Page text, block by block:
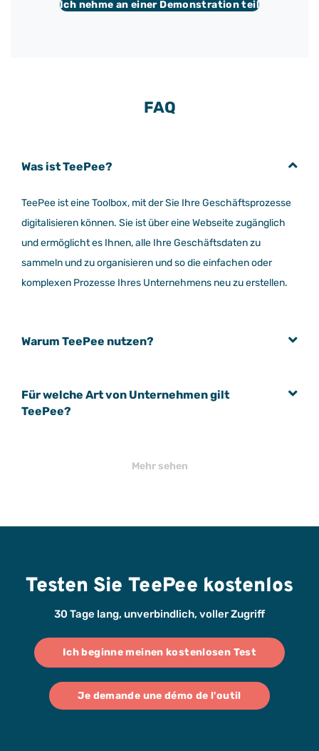
Ich nehme an einer Demonstration teil
FAQ
Was ist TeePee?
TeePee ist eine Toolbox, mit der Sie Ihre Geschäftsprozesse
digitalisieren können. Sie ist über eine Webseite zugänglich
und ermöglicht es Ihnen, alle Ihre Geschäftsdaten zu
sammeln und zu organisieren und so die einfachen oder
komplexen Prozesse Ihres Unternehmens neu zu erstellen.
Warum TeePee nutzen?
Für welche Art von Unternehmen gilt
TeePee?
Mehr sehen
Testen Sie TeePee kostenlos
30 Tage lang, unverbindlich, voller Zugriff
Ich beginne meinen kostenlosen Test
Je demande une démo de l'outil